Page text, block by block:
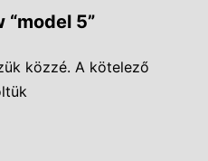
5”
közzé. A kötelező